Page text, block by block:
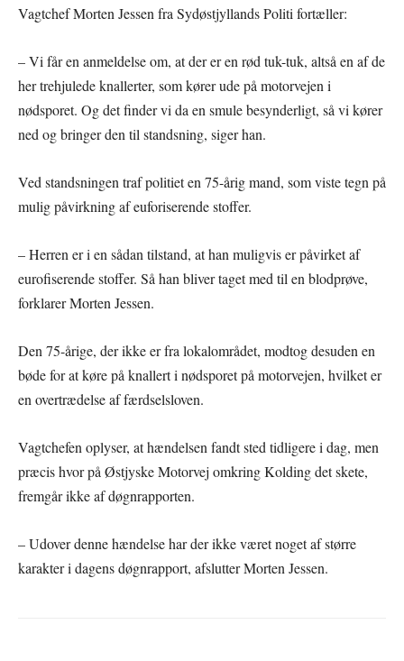
Vagtchef Morten Jessen fra Sydøstjyllands Politi fortæller:
– Vi får en anmeldelse om, at der er en rød tuk-tuk, altså en af de
her trehjulede knallerter, som kører ude på motorvejen i
nødsporet. Og det finder vi da en smule besynderligt, så vi kører
ned og bringer den til standsning, siger han.
Ved standsningen traf politiet en 75-årig mand, som viste tegn på
mulig påvirkning af euforiserende stoffer.
– Herren er i en sådan tilstand, at han muligvis er påvirket af
eurofiserende stoffer. Så han bliver taget med til en blodprøve,
forklarer Morten Jessen.
Den 75-årige, der ikke er fra lokalområdet, modtog desuden en
bøde for at køre på knallert i nødsporet på motorvejen, hvilket er
en overtrædelse af færdselsloven.
Vagtchefen oplyser, at hændelsen fandt sted tidligere i dag, men
præcis hvor på Østjyske Motorvej omkring Kolding det skete,
fremgår ikke af døgnrapporten.
– Udover denne hændelse har der ikke været noget af større
karakter i dagens døgnrapport, afslutter Morten Jessen.